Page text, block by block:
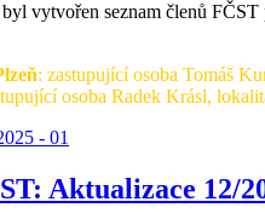
vytvořen seznam členů FČST
: zastupující osoba Tomáš
osoba Radek Krásl,
- 01
Aktualizace 12/